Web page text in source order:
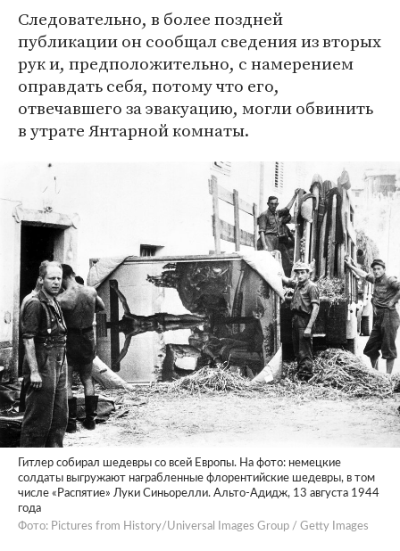
Следовательно, в более поздней
публикации он сообщал сведения из вторых
рук и, предположительно, с намерением
оправдать себя, потому что его,
отвечавшего за эвакуацию, могли обвинить
в утрате Янтарной комнаты.
Гитлер собирал шедевры со всей Европы. На фото: немецкие
солдаты выгружают награбленные флорентийские шедевры, в том
числе «Распятие» Луки Синьорелли. Альто-Адидж, 13 августа 1944
года
Фото: Pictures from History/Universal Images Group / Getty Images